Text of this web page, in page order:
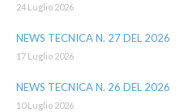
24 Luglio 2026
NEWS TECNICA N. 27 DEL 2026
17 Luglio 2026
NEWS TECNICA N. 26 DEL 2026
10 Luglio 2026